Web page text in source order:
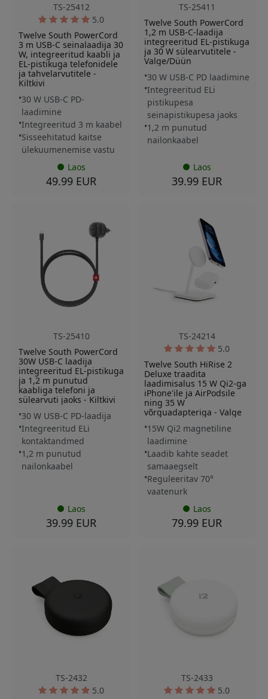
TS-25412
5.0
Twelve South PowerCord
3 m USB-C seinalaadija 30
W, integreeritud kaabli ja
EL-pistikuga telefonidele
ja tahvelarvutitele -
Kiltkivi
30 W USB-C PD-
laadimine
Integreeritud 3 m kaabel
Sisseehitatud kaitse
ülekuumenemise vastu
Laos
49.99 EUR
TS-25411
Twelve South PowerCord
1,2 m USB-C-laadija
integreeritud EL-pistikuga
ja 30 W sülearvutitele -
Valge/Düün
30 W USB-C PD laadimine
Integreeritud ELi
pistikupesa
seinapistikupesa jaoks
1,2 m punutud
nailonkaabel
Laos
39.99 EUR
TS-25410
Twelve South PowerCord
30W USB-C laadija
integreeritud EL-pistikuga
ja 1,2 m punutud
kaabliga telefoni ja
sülearvuti jaoks - Kiltkivi
30 W USB-C PD-laadija
Integreeritud ELi
kontaktandmed
1,2 m punutud
nailonkaabel
Laos
39.99 EUR
TS-24214
5.0
Twelve South HiRise 2
Deluxe traadita
laadimisalus 15 W Qi2-ga
iPhone'ile ja AirPodsile
ning 35 W
võrguadapteriga - Valge
15W Qi2 magnetiline
laadimine
Laadib kahte seadet
samaaegselt
Reguleeritav 70°
vaatenurk
Laos
79.99 EUR
TS-2432
5.0
TS-2433
5.0